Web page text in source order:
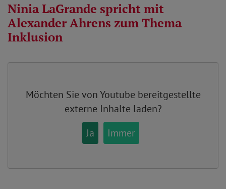
Ninia LaGrande spricht mit
Alexander Ahrens zum Thema
Inklusion
Möchten Sie vonYoutube bereitgestellte
externe Inhalte laden?
Ja
Immer